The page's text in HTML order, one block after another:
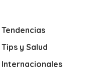
Tendencias
Tips y Salud
Internacionales